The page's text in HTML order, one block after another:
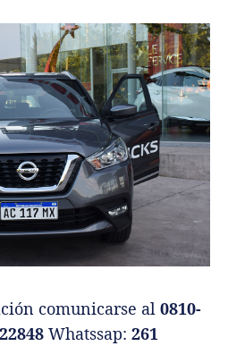
comunicarse al 0810-
Whatssap: 261